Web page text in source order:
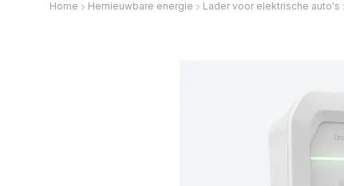
Home Hernieuwbare energie Lader voor elektrische auto's